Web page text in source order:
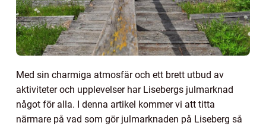
Med sin charmiga atmosfär och ett brett utbud av
aktiviteter och upplevelser har Lisebergs julmarknad
något för alla. I denna artikel kommer vi att titta
närmare på vad som gör julmarknaden på Liseberg så